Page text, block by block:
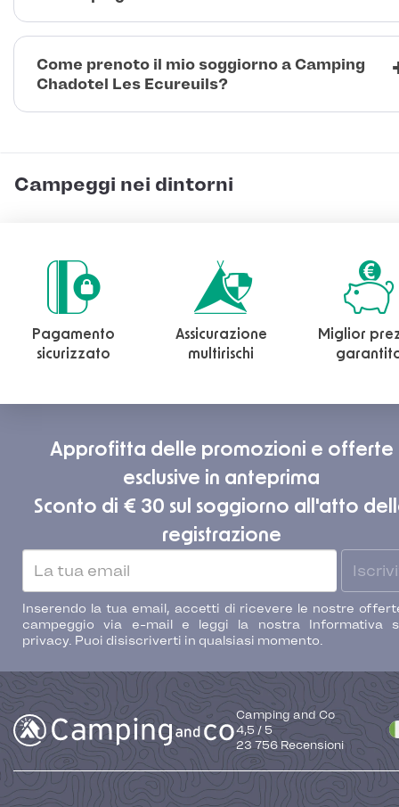
Come prenoto il mio soggiorno a Camping
Chadotel Les Ecureuils?
Campeggi nei dintorni
Pagamento
sicurizzato
Assicurazione
multirischi
Miglior
Approfitta delle promozioni e offerte
esclusive in anteprima
Sconto di € 30 sul soggiorno all'atto
registrazione
Inserendo la tua email, accetti di ricevere le nostre
campeggio via e-mail e leggi la nostra Informativa
privacy. Puoi disiscriverti in qualsiasi momento.
Camping and Co
4,5 / 5
23 756 Recensioni